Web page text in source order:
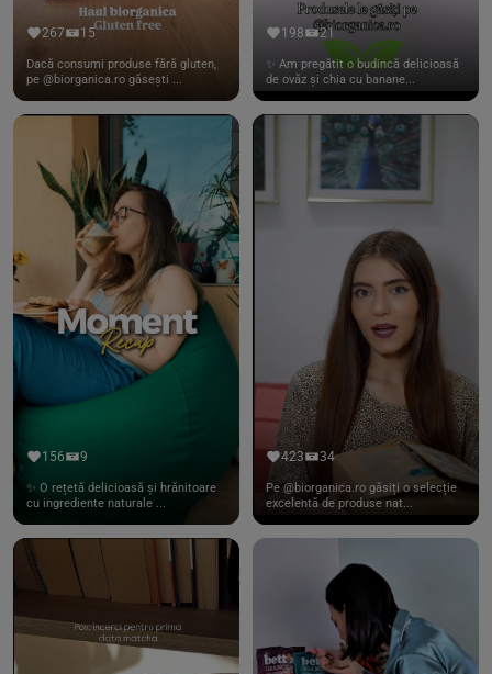
267 15
Dacă consumi produse fără gluten,
pe @biorganica.ro găsești ...
198 21
✨ Am pregătit o budincă delicioasă
de ovăz și chia cu banane...
156 9
✨ O rețetă delicioasă și hrănitoare
cu ingrediente naturale ...
423 34
Pe @biorganica.ro găsiți o selecție
excelentă de produse nat...